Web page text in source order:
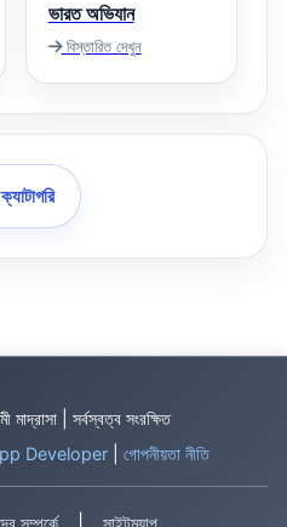
ভারত অভিযান
বিস্তারিত দেখুন
| সর্বস্বত্ব সংরক্ষিত
Developer গোপনীয়তা নীতি